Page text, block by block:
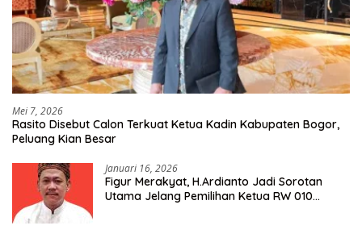
Mei 7, 2026
Rasito Disebut Calon Terkuat Ketua Kadin Kabupaten Bogor,
Peluang Kian Besar
Januari 16, 2026
Figur Merakyat, H.Ardianto Jadi Sorotan
Utama Jelang Pemilihan Ketua RW 010